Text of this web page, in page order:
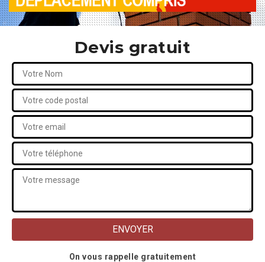
Devis gratuit
On vous rappelle gratuitement